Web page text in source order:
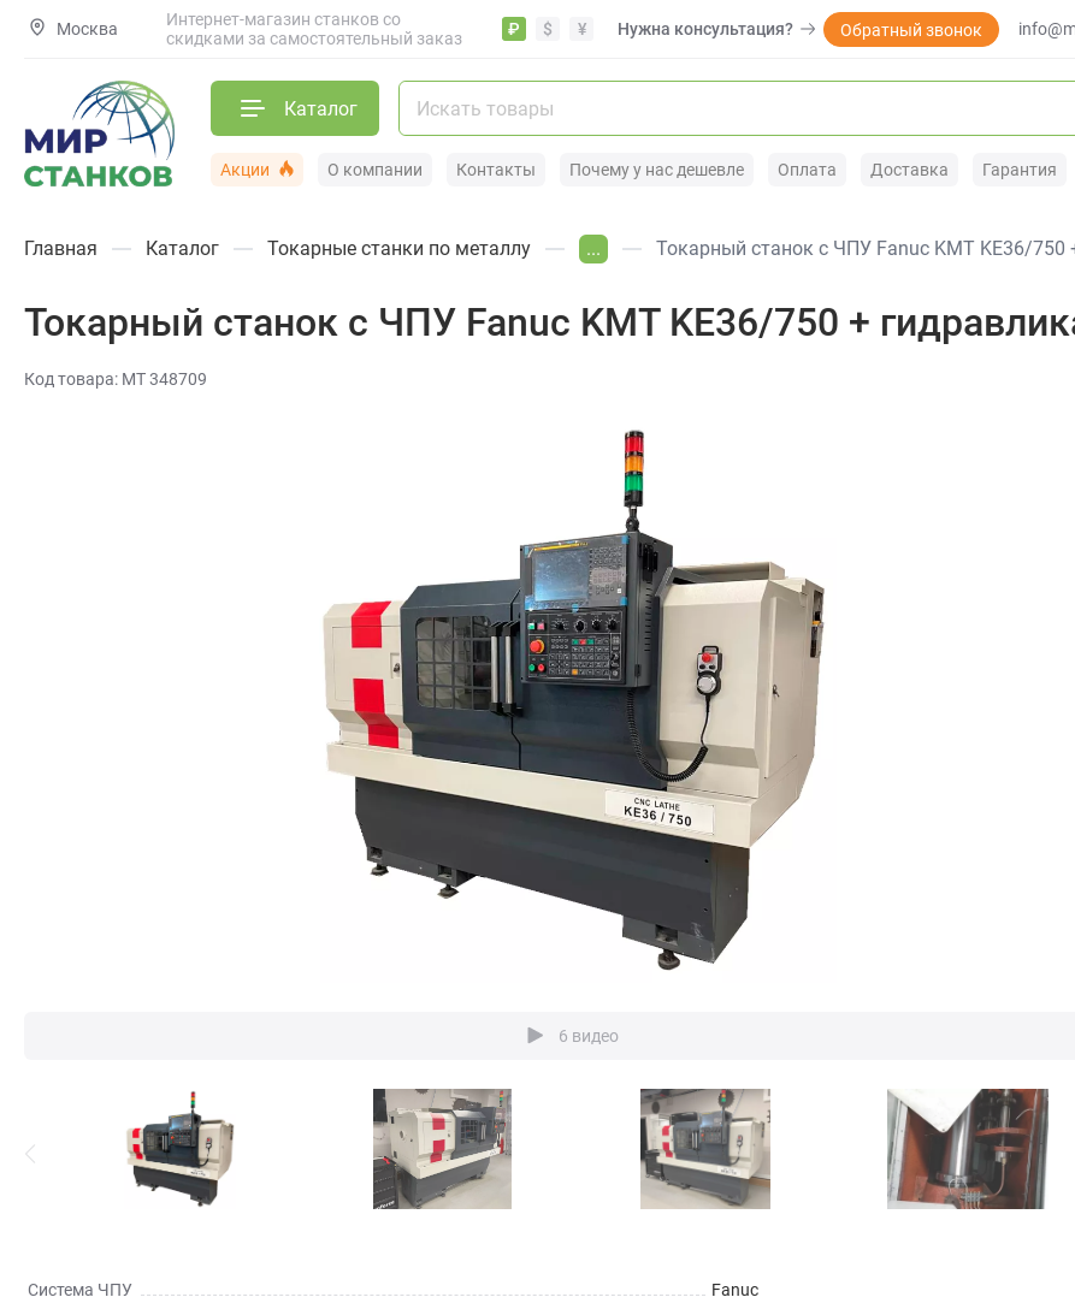
Москва
Интернет-магазин станков со
скидками за самостоятельный заказ
₽ $ ¥ Нужна консультация? Обратный звонок
Каталог
Акции О компании Контакты Почему у нас дешевле Оплата Доставка Гарантия
Главная Каталог Токарные станки по металлу Токарный станок с ЧПУ Fanuc KMT KE36/750
...
Токарный станок с ЧПУ Fanuc KMT KE36/750 +
Код товара: МТ 348709
6 видео
Система ЧПУ Fanuc